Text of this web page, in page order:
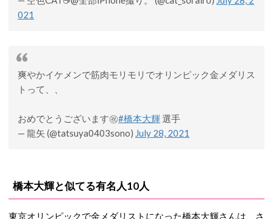
021
爽やかイケメンで筋肉モリモリでオリンピック金メダリス
トって、、
おめでとうございます㊗️#橋本大輝選手
— 龍矢 (@tatsuya0403sono) July 28, 2021
橋本大輝と似てる有名人10人
東京オリンピックで金メダリストになった橋本大輝さんは、さ